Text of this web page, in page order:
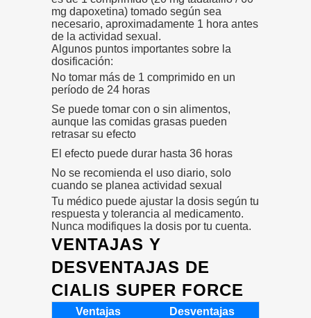
mg dapoxetina) tomado según sea
necesario, aproximadamente 1 hora antes
de la actividad sexual.
Algunos puntos importantes sobre la
dosificación:
No tomar más de 1 comprimido en un
período de 24 horas
Se puede tomar con o sin alimentos,
aunque las comidas grasas pueden
retrasar su efecto
El efecto puede durar hasta 36 horas
No se recomienda el uso diario, solo
cuando se planea actividad sexual
Tu médico puede ajustar la dosis según tu
respuesta y tolerancia al medicamento.
Nunca modifiques la dosis por tu cuenta.
VENTAJAS Y
DESVENTAJAS DE
CIALIS SUPER FORCE
Ventajas
Desventajas